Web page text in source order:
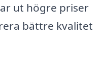
ut högre priser
bättre kvalitet